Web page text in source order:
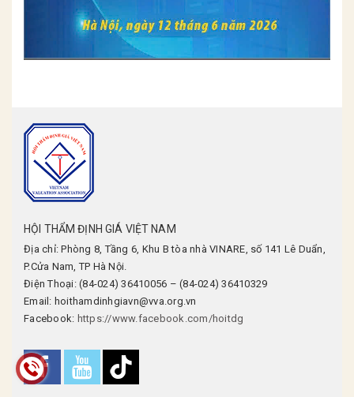
HỘI THẨM ĐỊNH GIÁ VIỆT NAM
Địa chỉ: Phòng 8, Tầng 6, Khu B tòa nhà VINARE, số 141 Lê Duẩn,
P.Cửa Nam, TP Hà Nội.
Điện Thoại: (84-024) 36410056 – (84-024) 36410329
Email: hoithamdinhgiavn@vva.org.vn
Facebook: https://www.facebook.com/hoitdg